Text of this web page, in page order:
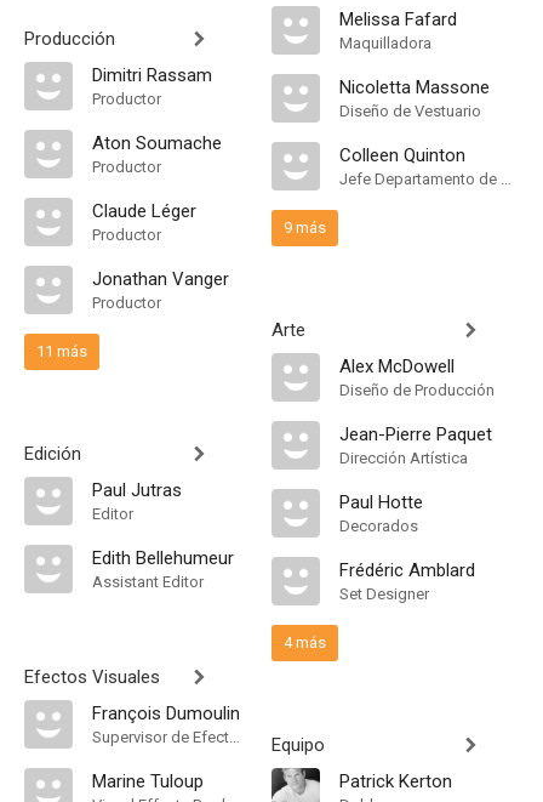
Producción
Dimitri Rassam
Productor
Aton Soumache
Productor
Claude Léger
Productor
Jonathan Vanger
Productor
11 más
Edición
Paul Jutras
Editor
Edith Bellehumeur
Assistant Editor
Efectos Visuales
François Dumoulin
Supervisor de Efectos Visuales
Marine Tuloup
Melissa Fafard
Maquilladora
Nicoletta Massone
Diseño de Vestuario
Colleen Quinton
Jefe Departamento de Maquillaje
9 más
Arte
Alex McDowell
Diseño de Producción
Jean-Pierre Paquet
Dirección Artística
Paul Hotte
Decorados
Frédéric Amblard
Set Designer
4 más
Equipo
Patrick Kerton